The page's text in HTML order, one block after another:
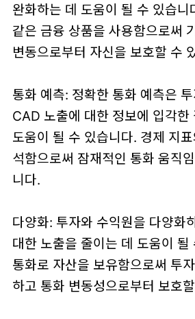
완화하는 데 도움이 될 수 있습니
같은 금융 상품을 사용함으로써
변동으로부터 자신을 보호할 수
통화 예측: 정확한 통화 예측은 투
CAD 노출에 대한 정보에 입각한
도움이 될 수 있습니다. 경제 지
석함으로써 잠재적인 통화 움직
니다.
다양화: 투자와 수익원을 다양화
대한 노출을 줄이는 데 도움이 될
통화로 자산을 보유함으로써 투
하고 통화 변동성으로부터 보호